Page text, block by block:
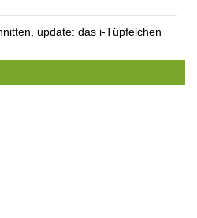
update: das i-Tüpfelchen